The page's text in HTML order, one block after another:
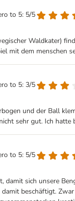
to 5: 5/5
Waldkater)
mit dem menschen
to 5: 3/5
und der Ball
sehr gut. Ich
to 5: 5/5
damit sich unsere
beschäftigt.